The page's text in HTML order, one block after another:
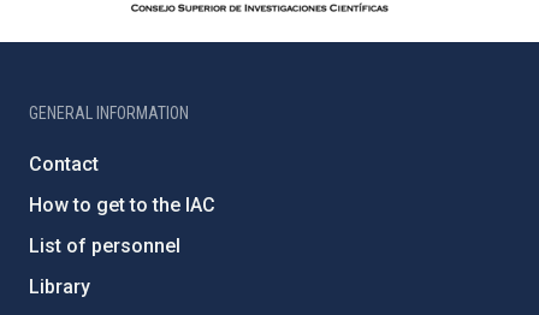
GENERAL INFORMATION
Contact
How to get to the IAC
List of personnel
Library